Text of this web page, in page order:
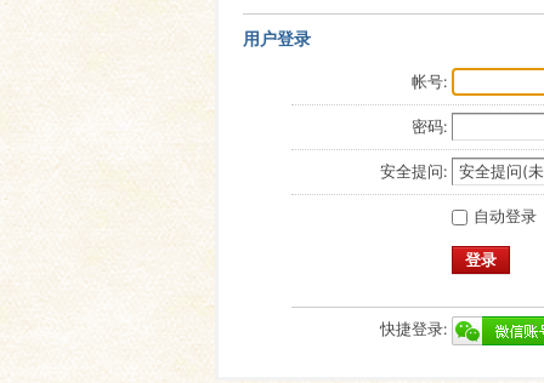
用户登录
帐号:
密码:
安全提问:
自动登录
登录
快捷登录: